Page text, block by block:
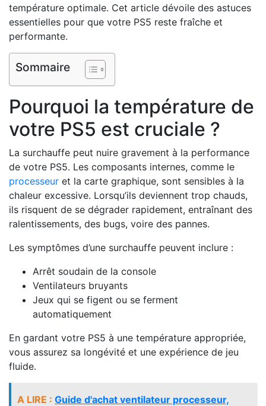
température optimale. Cet article dévoile des astuces
essentielles pour que votre PS5 reste fraîche et
performante.
Sommaire
Pourquoi la température de
votre PS5 est cruciale ?
La surchauffe peut nuire gravement à la performance
de votre PS5. Les composants internes, comme le
processeur et la carte graphique, sont sensibles à la
chaleur excessive. Lorsqu’ils deviennent trop chauds,
ils risquent de se dégrader rapidement, entraînant des
ralentissements, des bugs, voire des pannes.
Les symptômes d’une surchauffe peuvent inclure :
Arrêt soudain de la console
Ventilateurs bruyants
Jeux qui se figent ou se ferment
automatiquement
En gardant votre PS5 à une température appropriée,
vous assurez sa longévité et une expérience de jeu
fluide.
A LIRE : Guide d'achat ventilateur processeur,